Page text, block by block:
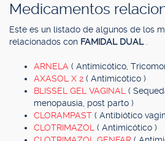
Medicamentos
Este es un listado de algunos de los
relacionados con FAMIDAL DUAL
ARNELA ( Antimicótico,
AXASOL X 2 ( Antimicótico )
BLISSEL GEL VAGINAL (
menopausia, post parto )
CLORAMPAST ( Antibiótico
CLOTRIMAZOL ( Antimicótico )